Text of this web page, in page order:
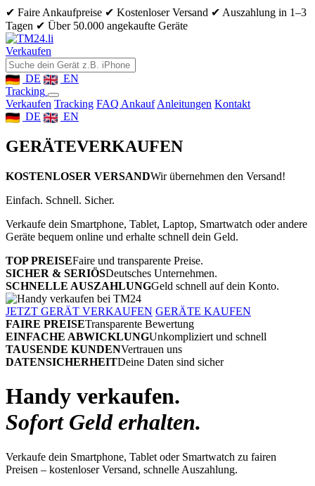
✔ Faire Ankaufpreise ✔ Kostenloser Versand ✔ Auszahlung in 1–3
Tagen ✔ Über 50.000 angekaufte Geräte
Verkaufen
DE
EN
Tracking
Verkaufen Tracking FAQ Ankauf Anleitungen Kontakt
DE
EN
GERÄTEVERKAUFEN
KOSTENLOSER VERSANDWir übernehmen den Versand!
Einfach. Schnell. Sicher.
Verkaufe dein Smartphone, Tablet, Laptop, Smartwatch oder andere
Geräte bequem online und erhalte schnell dein Geld.
TOP PREISEFaire und transparente Preise.
SICHER & SERIÖSDeutsches Unternehmen.
SCHNELLE AUSZAHLUNGGeld schnell auf dein Konto.
JETZT GERÄT VERKAUFEN GERÄTE KAUFEN
FAIRE PREISETransparente Bewertung
EINFACHE ABWICKLUNGUnkompliziert und schnell
TAUSENDE KUNDENVertrauen uns
DATENSICHERHEITDeine Daten sind sicher
Handy verkaufen.
Sofort Geld erhalten.
Verkaufe dein Smartphone, Tablet oder Smartwatch zu fairen
Preisen – kostenloser Versand, schnelle Auszahlung.